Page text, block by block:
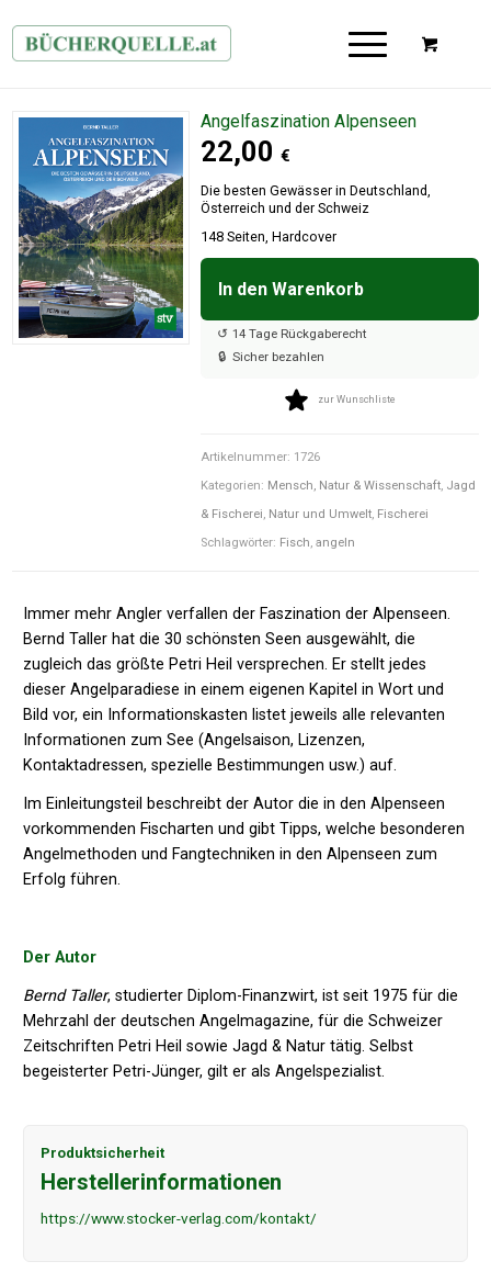
Angelfaszination Alpenseen
22,00 €
Die besten Gewässer in Deutschland,
Österreich und der Schweiz
148 Seiten, Hardcover
In den Warenkorb
↺ 14 Tage Rückgaberecht
🔒 Sicher bezahlen
zur Wunschliste
Artikelnummer: 1726
Kategorien: Mensch, Natur & Wissenschaft, Jagd
& Fischerei, Natur und Umwelt, Fischerei
Schlagwörter: Fisch, angeln
Immer mehr Angler verfallen der Faszination der Alpenseen.
Bernd Taller hat die 30 schönsten Seen ausgewählt, die
zugleich das größte Petri Heil versprechen. Er stellt jedes
dieser Angelparadiese in einem eigenen Kapitel in Wort und
Bild vor, ein Informationskasten listet jeweils alle relevanten
Informationen zum See (Angelsaison, Lizenzen,
Kontaktadressen, spezielle Bestimmungen usw.) auf.
Im Einleitungsteil beschreibt der Autor die in den Alpenseen
vorkommenden Fischarten und gibt Tipps, welche besonderen
Angelmethoden und Fangtechniken in den Alpenseen zum
Erfolg führen.
Der Autor
Bernd Taller, studierter Diplom-Finanzwirt, ist seit 1975 für die
Mehrzahl der deutschen Angelmagazine, für die Schweizer
Zeitschriften Petri Heil sowie Jagd & Natur tätig. Selbst
begeisterter Petri-Jünger, gilt er als Angelspezialist.
Produktsicherheit
Herstellerinformationen
https://www.stocker-verlag.com/kontakt/